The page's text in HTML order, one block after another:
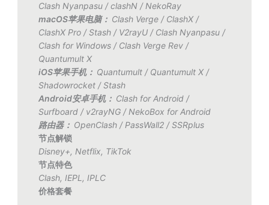
Clash Nyanpasu /clashN / NekoRay
macOS苹果电脑： Clash Verge / ClashX /
ClashX Pro /Stash / V2rayU / Clash Nyanpasu /
Clash for Windows / Clash Verge Rev /
Quantumult X
iOS苹果手机： Quantumult / Quantumult X /
Shadowrocket /Stash
Android安卓手机： Clash for Android /
Surfboard / v2rayNG / NekoBox for Android
路由器： OpenClash / PassWall2 /SSRplus
节点解锁
Disney+, Netflix, TikTok
节点特色
Clash, IEPL , IPLC
价格套餐